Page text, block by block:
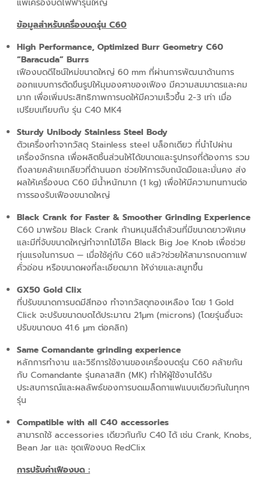
แพ้เครื่องบดไฟฟ้ารุ่นใหญ่
ข้อมูลสำหรับเครื่องบดรุ่น C60
High Performance, Optimized Burr Geometry C60
“Baracuda” Burrs
เฟืองบดดีไซน์ใหม่ขนาดใหญ่ 60 mm ที่ผ่านการพัฒนาด้านการ
ออกแบบการตัดขึนรูปให้มุมองศาของเฟือง มีความสมมาตรและคม
มาก เพื่อเพิ่มประสิทธิภาพการบดให้มีความเร็วขึ้น 2-3 เท่า เมื่อ
เปรียบเทียบกับ รุ่น C40 MK4
Sturdy Unibody Stainless Steel Body
ตัวเครื่องทำจากวัสดุ Stainless steel บล็อกเดียว ที่นำไปผ่าน
เครื่องจักรกล เพื่อผลิตชิ้นส่วนให้ได้ขนาดและรูปทรงที่ต้องการ รวม
ถึงลายคล้ายเกลียวที่ด้านนอก ช่วยให้การจับถนัดมือและมั่นคง ส่ง
ผลให้เครื่องบด C60 มีน้ำหนักมาก (1 kg) เพื่อให้มีความทนทานต่อ
การรองรับเฟืองขนาดใหญ่
Black Crank for Faster & Smoother Grinding Experience
C60 มาพร้อม Black Crank ก้านหมุนสีดำล้วนที่มีขนาดยาวพิเศษ
และมีที่จับขนาดใหญ่ทำจากไม้โอ๊ค Black Big Joe Knob เพื่อช่วย
ทุ่นแรงในการบด — เมื่อใช้คู่กับ C60 แล้ว?ช่วยให้สามารถบดกาแฟ
คั่วอ่อน หรือขนาดผงที่ละเอียดมาก ให้ง่ายและสมูทขึ้น
GX50 Gold Clix
ที่ปรับขนาดการบดมีสีทอง ทำจากวัสดุทองเหลือง โดย 1 Gold
Click จะปรับขนาดบดได้ประมาณ 21μm (microns) (โดยรุ่นอื่นจะ
ปรับขนาดบด 41.6 μm ต่อคลิก)
Same Comandante grinding experience
หลักการทำงาน และวิธีการใช้งานของเครื่องบดรุ่น C60 คล้ายกัน
กับ Comandante รุ่นคลาสสิก (MK) ทำให้ผู้ใช้งานได้รับ
ประสบการณ์และผลลัพธ์ของการบดเมล็ดกาแฟแบบเดียวกันในทุกๆ
รุ่น
Compatible with all C40 accessories
สามารถใช้ accessories เดียวกันกับ C40 ได้ เช่น Crank, Knobs,
Bean Jar และ ชุดเฟืองบด RedClix
การปรับค่าเฟืองบด :